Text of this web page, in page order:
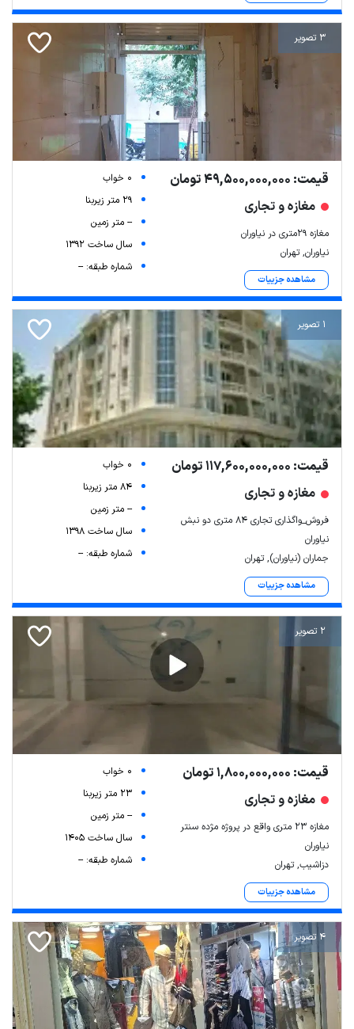
3 تصویر
قیمت: 49,500,000,000 تومان
مغازه و تجاری
مغازه ۲۹متری در نیاوران
نیاوران, تهران
مشاهده جزییات
0 خواب
29 متر زیربنا
-- متر زمین
سال ساخت 1392
شماره طبقه: --
1 تصویر
قیمت: 117,600,000,000 تومان
مغازه و تجاری
فروش_واگذاری تجاری ۸۴ متری دو نبش
نیاوران
جماران (نیاوران), تهران
مشاهده جزییات
0 خواب
84 متر زیربنا
-- متر زمین
سال ساخت 1398
شماره طبقه: --
2 تصویر
قیمت: 1,800,000,000 تومان
مغازه و تجاری
مغازه ۲۳ متری واقع در پروژه مژده سنتر
نیاوران
دزاشیب, تهران
مشاهده جزییات
0 خواب
23 متر زیربنا
-- متر زمین
سال ساخت 1405
شماره طبقه: --
4 تصویر